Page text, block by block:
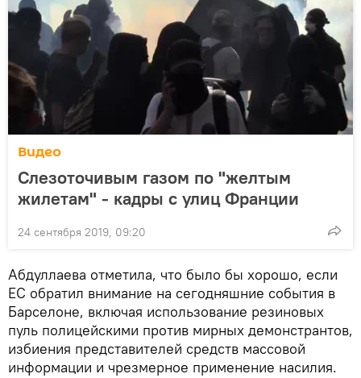
Видео
Слезоточивым газом по "желтым
жилетам" - кадры с улиц Франции
24 сентября 2019, 09:20
Абдуллаева отметила, что было бы хорошо, если
ЕС обратил внимание на сегодняшние события в
Барселоне, включая использование резиновых
пуль полицейскими против мирных демонстрантов,
избиения представителей средств массовой
информации и чрезмерное применение насилия.